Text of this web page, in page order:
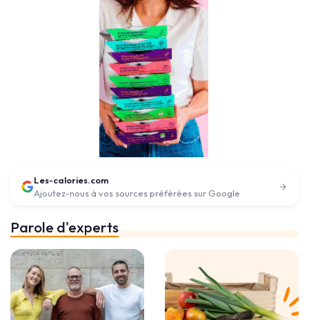
Les-calories.com
Ajoutez-nous à vos sources préférées sur Google
Parole d'experts